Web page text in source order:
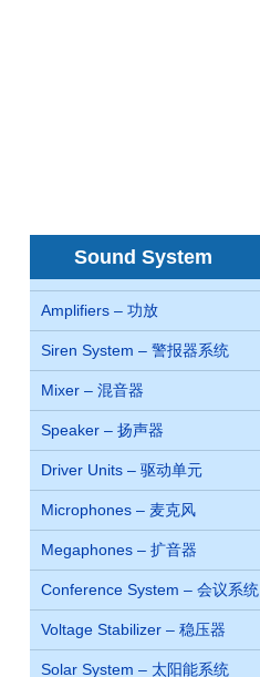
Sound System
Amplifiers – 功放
Siren System – 警报器系统
Mixer – 混音器
Speaker – 扬声器
Driver Units – 驱动单元
Microphones – 麦克风
Megaphones – 扩音器
Conference System – 会议系统
Voltage Stabilizer – 稳压器
Solar System – 太阳能系统